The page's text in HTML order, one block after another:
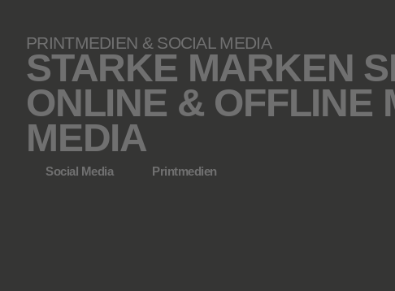
PRINTMEDIEN & SOCIAL MEDIA
STARKE MARKEN
ONLINE & OFFLINE
MEDIA
Social Media Printmedien